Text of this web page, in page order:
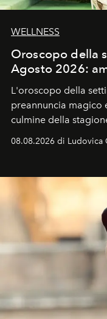
WELLNESS
Oroscopo della
Agosto 2026:
L'oroscopo della
preannuncia magico
culmine della
ideale per la notte
08.08.2026 di Ludovica